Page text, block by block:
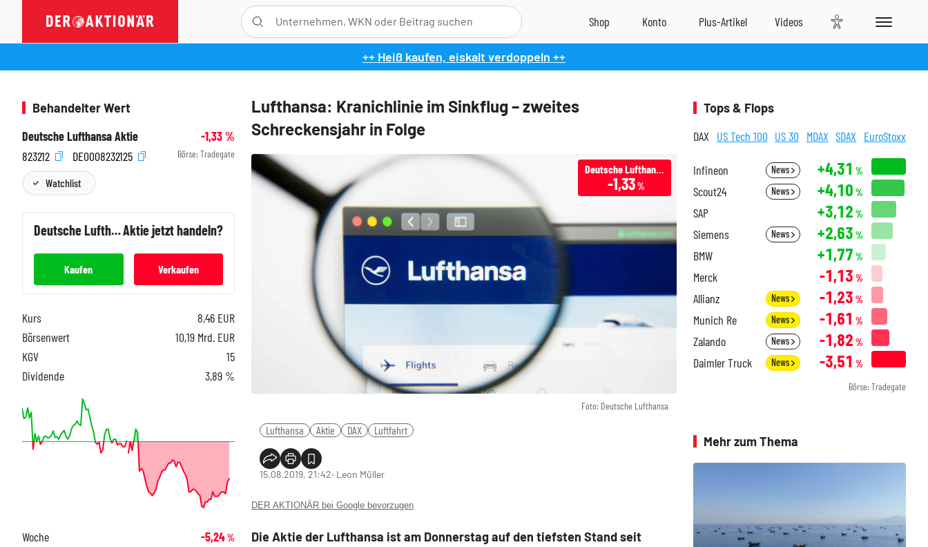
++ Heiß kaufen, eiskalt verdoppeln ++
Lufthansa: Kranichlinie im Sinkflug – zweites
Schreckensjahr in Folge
Foto: Deutsche Lufthansa
Deutsche Lufthansa
-1,33 %
Lufthansa Aktie DAX Luftfahrt
15.08.2019, 21:42‧ Leon Müller
DER AKTIONÄR bei Google bevorzugen
Die Aktie der Lufthansa ist am Donnerstag auf den tiefsten Stand seit
Behandelter Wert
Deutsche Lufthansa Aktie
-1,33%
823212
DE0008232125 Börse: Tradegate
Watchlist
Deutsche LufthansaAktie jetzt handeln?
Kaufen Verkaufen
Kurs 8,46 EUR
Börsenwert
10,19 Mrd. EUR
KGV
15
Dividende
3,89 %
Woche -5,24%
Tops & Flops
DAX US Tech 100 US 30 MDAX SDAX EuroStoxx
Infineon News +4,31 %
Scout24 News +4,10 %
SAP +3,12 %
Siemens News +2,63 %
BMW +1,77 %
Merck -1,13 %
Allianz News -1,23 %
Munich Re News -1,61 %
Zalando News -1,82 %
Daimler Truck News -3,51 %
Börse: Tradegate
Mehr zum Thema